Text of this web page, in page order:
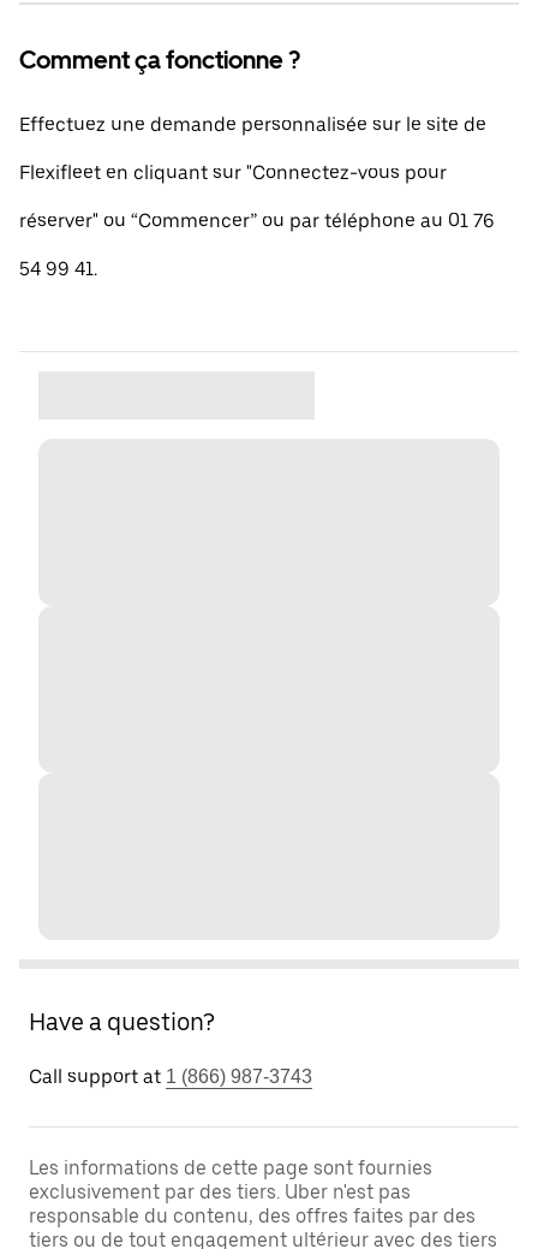
Comment ça fonctionne ?
Effectuez une demande personnalisée sur le site de
Flexifleet en cliquant sur "Connectez-vous pour
réserver" ou “Commencer” ou par téléphone au 01 76
54 99 41.
Have a question?
Call support at 1 (866) 987-3743
Les informations de cette page sont fournies
exclusivement par des tiers. Uber n'est pas
responsable du contenu, des offres faites par des
tiers ou de tout engagement ultérieur avec des tiers